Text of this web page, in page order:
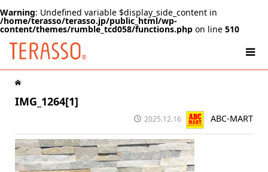
Warning: Undefined variable $display_side_content in
/home/terasso/terasso.jp/public_html/wp-
content/themes/rumble_tcd058/functions.php on line 510
IMG_1264[1]
2025.12.16 ABC-MART